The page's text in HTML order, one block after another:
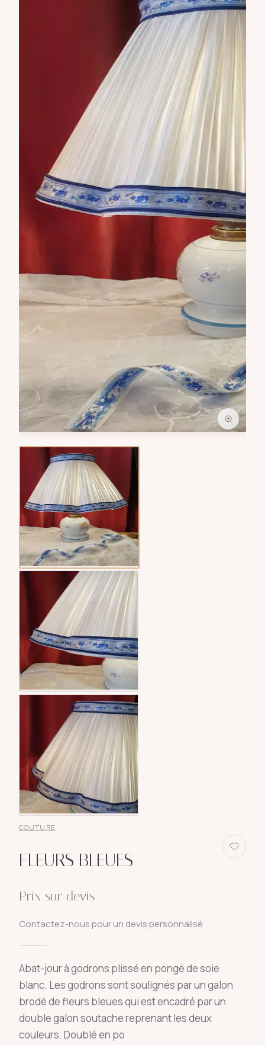
COUTURE
FLEURS BLEUES
Prix sur devis
Contactez-nous pour un devis personnalisé
Abat-jour à godrons plissé en pongé de soie
blanc. Les godrons sont soulignés par un galon
brodé de fleurs bleues qui est encadré par un
double galon soutache reprenant les deux
couleurs. Doublé en po